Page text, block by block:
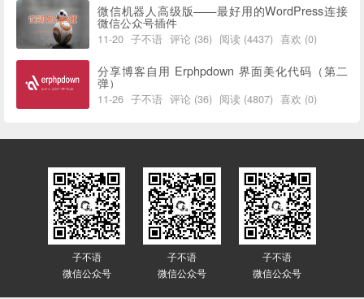
微信机器人高级版——最好用的WordPress连接
微信公众号插件
11-20 子不语 评论 (36) 阅读 (4437) 喜欢 (0)
分享博客自用 Erphpdown 界面美化代码（第二
弹）
11-26 子不语 评论 (36) 阅读 (4807) 喜欢 (0)
子不语
微信公众号
子不语
微信公众号
子不语
微信公众号